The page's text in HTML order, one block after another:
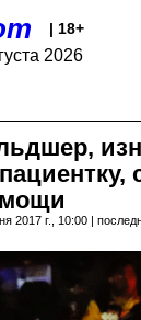
| 18+
2026
2017 г., 10:00 |